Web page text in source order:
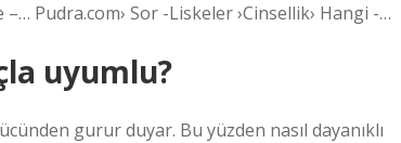
Pudra.com› Sor -Liskeler ›Cinsellik› Hangi -…
uyumlu?
gurur duyar. Bu yüzden nasıl dayanıklı